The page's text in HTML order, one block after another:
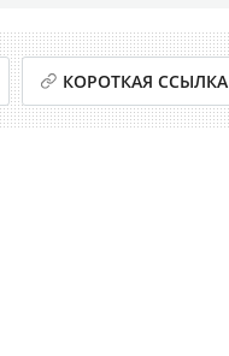
КОРОТКАЯ ССЫЛКА